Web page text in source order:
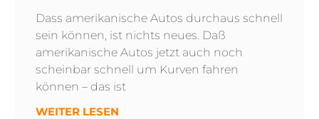
Dass amerikanische Autos durchaus schnell
sein können, ist nichts neues. Daß
amerikanische Autos jetzt auch noch
scheinbar schnell um Kurven fahren
können – das ist
WEITER LESEN